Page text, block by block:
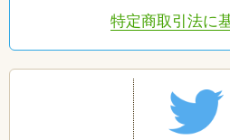
特定商取引法に